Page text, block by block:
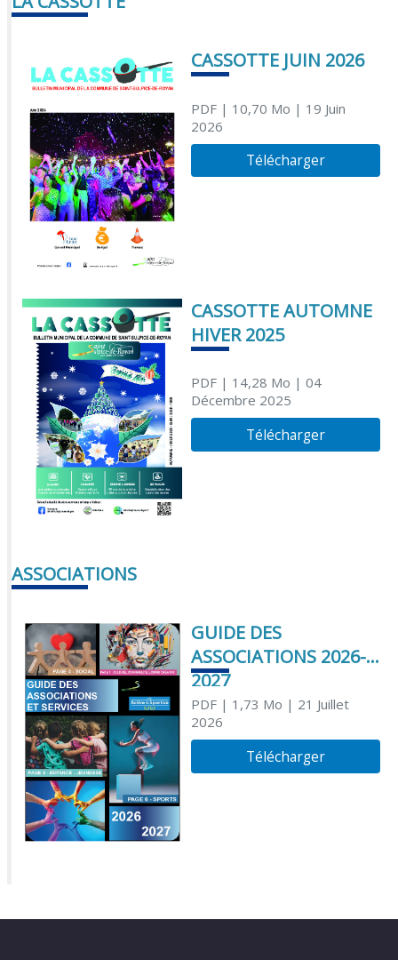
CASSOTTE JUIN 2026
PDF| 10,70 Mo | 19 Juin
2026
Télécharger
CASSOTTE AUTOMNE
HIVER 2025
PDF| 14,28 Mo | 04
Décembre 2025
Télécharger
ASSOCIATIONS
GUIDE DES
ASSOCIATIONS 2026-
2027
PDF| 1,73 Mo | 21 Juillet
2026
Télécharger